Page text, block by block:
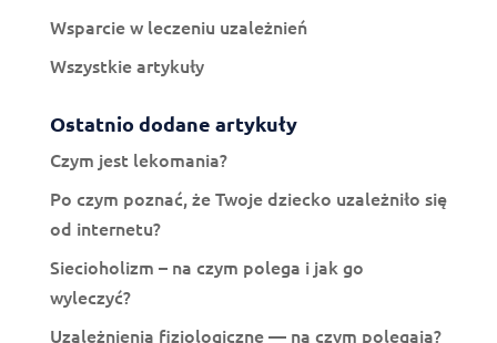
Wsparcie w leczeniu uzależnień
Wszystkie artykuły
Ostatnio dodane artykuły
Czym jest lekomania?
Po czym poznać, że Twoje dziecko uzależniło się
od internetu?
Siecioholizm – na czym polega i jak go
wyleczyć?
Uzależnienia fizjologiczne — na czym polegają?